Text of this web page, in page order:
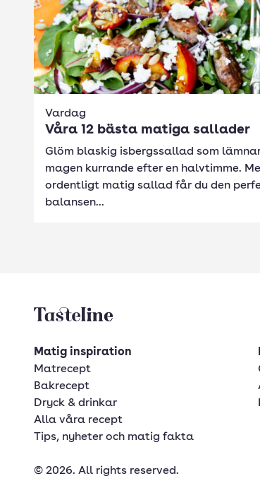
Vardag
Våra 12 bästa matiga sallader
Glöm blaskig isbergssallad som
magen kurrande efter en halvtimme.
ordentligt matig sallad får du den
balansen...
Tasteline startsida
Matig inspiration
Matrecept
Bakrecept
Dryck & drinkar
Alla våra recept
Tips, nyheter och matig fakta
© 2026. All rights reserved.